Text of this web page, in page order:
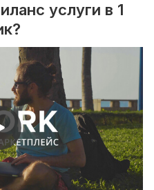
услуги в 1